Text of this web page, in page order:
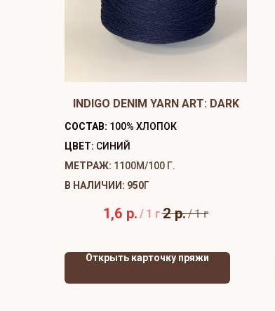
INDIGO DENIM YARN ART: DARK
СОСТАВ: 100% ХЛОПОК
ЦВЕТ: СИНИЙ
МЕТРАЖ: 1100М/100 Г.
В НАЛИЧИИ: 950Г
1,6 р. / 1 г2 р./1 г
Открыть карточку пряжи